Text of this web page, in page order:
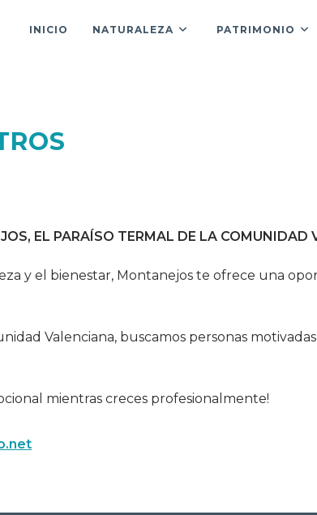
INICIO NATURALEZA PATRIMONIO
EL PARAÍSO TERMAL DE LA COMUNIDAD
y el bienestar, Montanejos te ofrece una
Valenciana, buscamos personas
mientras creces profesionalmente!